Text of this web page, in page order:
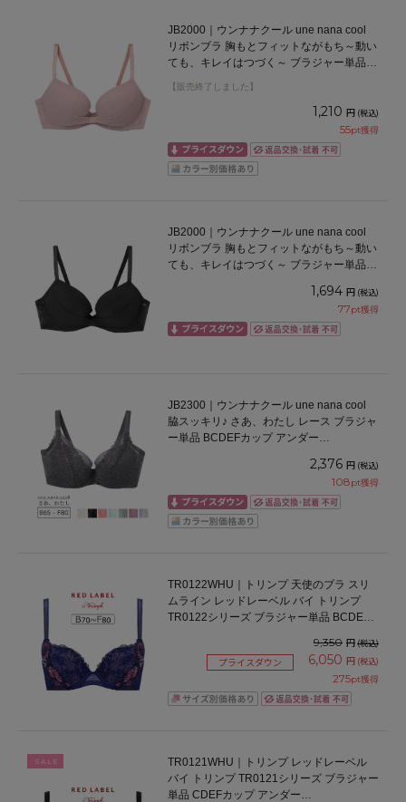
JB2000｜ウンナナクール une nana cool
リボンブラ 胸もとフィットながもち～動い
ても、キレイはつづく～ ブラジャー単品
【販売終了しました】
1,210 円 (税込)
55pt獲得
JB2000｜ウンナナクール une nana cool
リボンブラ 胸もとフィットながもち～動い
ても、キレイはつづく～ ブラジャー単品
1,694 円 (税込)
77pt獲得
JB2300｜ウンナナクール une nana cool
脇スッキリ♪ さあ、わたし レース ブラジャ
ー単品 BCDEFカップ アンダー
2,376 円 (税込)
108pt獲得
TR0122WHU｜トリンプ 天使のブラ スリ
ムライン レッドレーベル バイ トリンプ
TR0122シリーズ ブラジャー単品 BCDEF
9,350 円(税込)
プライスダウン 6,050 円 (税込)
275pt獲得
SALE
TR0121WHU｜トリンプ レッドレーベル
バイ トリンプ TR0121シリーズ ブラジャー
単品 CDEFカップ アンダー